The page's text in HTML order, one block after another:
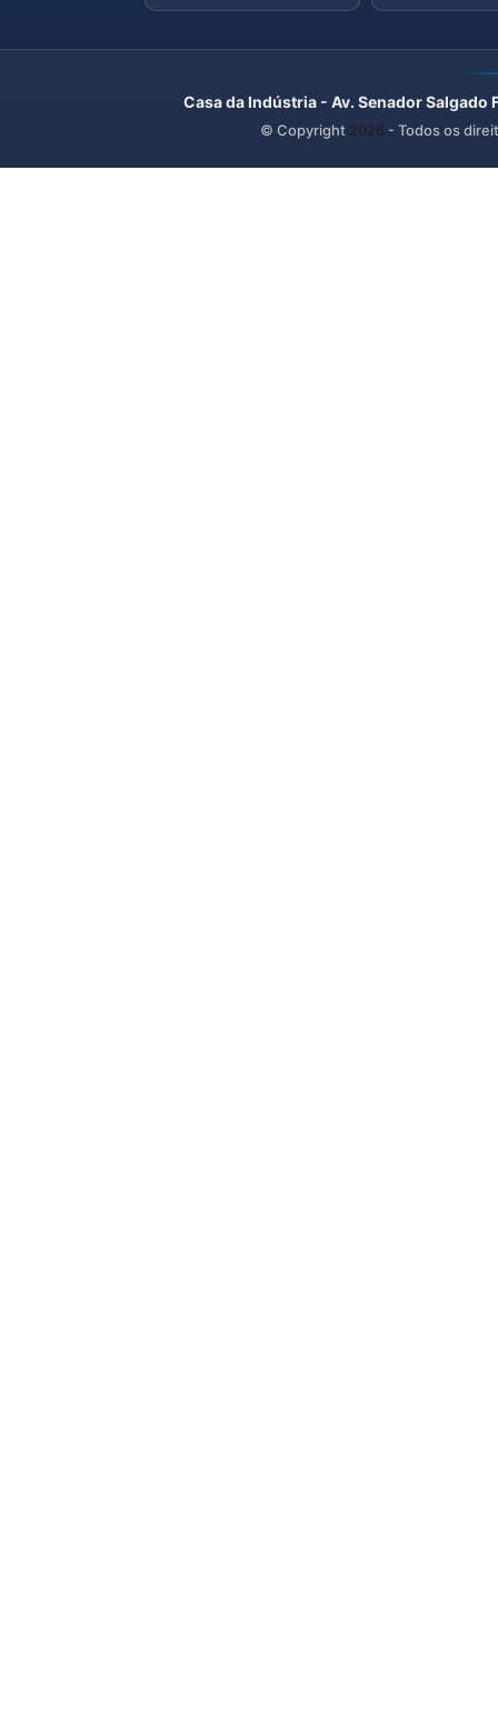
Casa da Indústria - Av. Senador
© Copyright 2026 - Todos os